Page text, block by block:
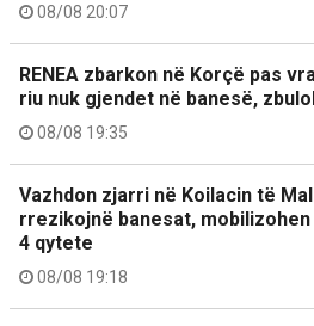
08/08 20:07
RENEA zbarkon në Korçë pas
riu nuk gjendet në banesë,
08/08 19:35
Vazhdon zjarri në Koilacin të
rrezikojnë banesat,
4 qytete
08/08 19:18